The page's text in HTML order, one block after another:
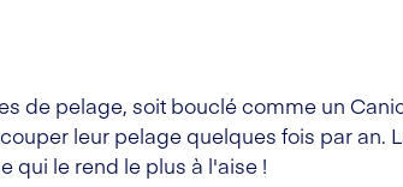
de pelage, soit bouclé comme un
leur pelage quelques fois par an.
qui le rend le plus à l'aise !